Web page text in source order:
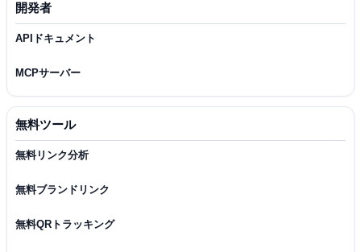
開発者
APIドキュメント
MCPサーバー
無料ツール
無料リンク分析
無料ブランドリンク
無料QRトラッキング